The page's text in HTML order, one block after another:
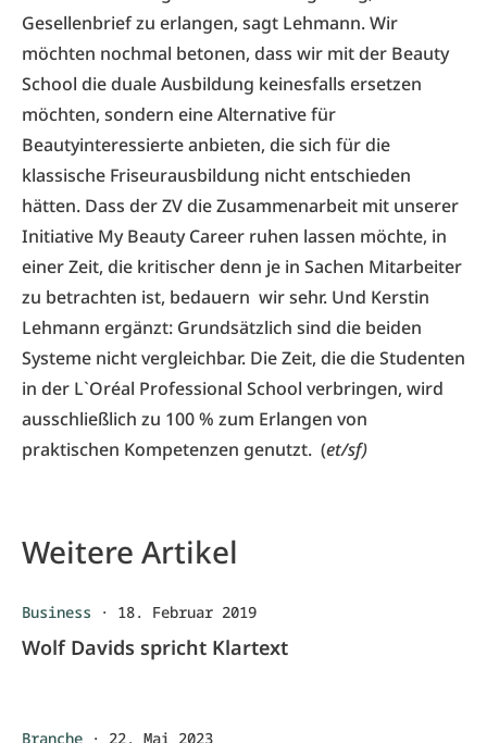
Gesellenbrief zu erlangen, sagt Lehmann. Wir
möchten nochmal betonen, dass wir mit der Beauty
School die duale Ausbildung keinesfalls ersetzen
möchten, sondern eine Alternative für
Beautyinteressierte anbieten, die sich für die
klassische Friseurausbildung nicht entschieden
hätten. Dass der ZV die Zusammenarbeit mit unserer
Initiative My Beauty Career ruhen lassen möchte, in
einer Zeit, die kritischer denn je in Sachen Mitarbeiter
zu betrachten ist, bedauern wir sehr. Und Kerstin
Lehmann ergänzt: Grundsätzlich sind die beiden
Systeme nicht vergleichbar. Die Zeit, die die Studenten
in der L`Oréal Professional School verbringen, wird
ausschließlich zu 100 % zum Erlangen von
praktischen Kompetenzen genutzt. (et/sf)
Weitere Artikel
Business · 18. Februar 2019
Wolf Davids spricht Klartext
Branche · 22. Mai 2023